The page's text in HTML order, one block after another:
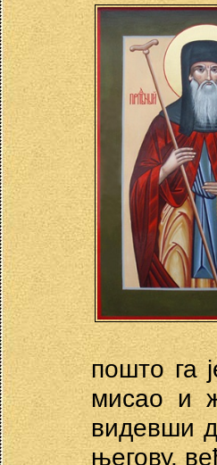
пошто га
мисао и
видевши
његову,